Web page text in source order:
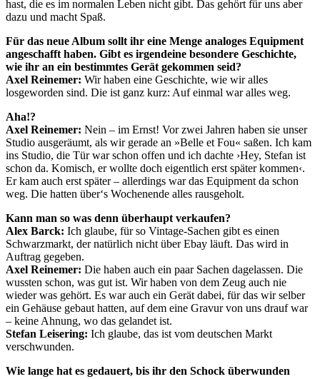
hast, die es im normalen Leben nicht gibt. Das gehört für uns aber
dazu und macht Spaß.
Für das neue Album sollt ihr eine Menge analoges Equipment
angeschafft haben. Gibt es irgendeine besondere Geschichte,
wie ihr an ein bestimmtes Gerät gekommen seid?
Axel Reinemer: Wir haben eine Geschichte, wie wir alles
losgeworden sind. Die ist ganz kurz: Auf einmal war alles weg.
Aha!?
Axel Reinemer: Nein – im Ernst! Vor zwei Jahren haben sie unser
Studio ausgeräumt, als wir gerade an »Belle et Fou« saßen. Ich kam
ins Studio, die Tür war schon offen und ich dachte ›Hey, Stefan ist
schon da. Komisch, er wollte doch eigentlich erst später kommen‹.
Er kam auch erst später – allerdings war das Equipment da schon
weg. Die hatten über‘s Wochenende alles rausgeholt.
Kann man so was denn überhaupt verkaufen?
Alex Barck: Ich glaube, für so Vintage-Sachen gibt es einen
Schwarzmarkt, der natürlich nicht über Ebay läuft. Das wird in
Auftrag gegeben.
Axel Reinemer: Die haben auch ein paar Sachen dagelassen. Die
wussten schon, was gut ist. Wir haben von dem Zeug auch nie
wieder was gehört. Es war auch ein Gerät dabei, für das wir selber
ein Gehäuse gebaut hatten, auf dem eine Gravur von uns drauf war
– keine Ahnung, wo das gelandet ist.
Stefan Leisering: Ich glaube, das ist vom deutschen Markt
verschwunden.
Wie lange hat es gedauert, bis ihr den Schock überwunden